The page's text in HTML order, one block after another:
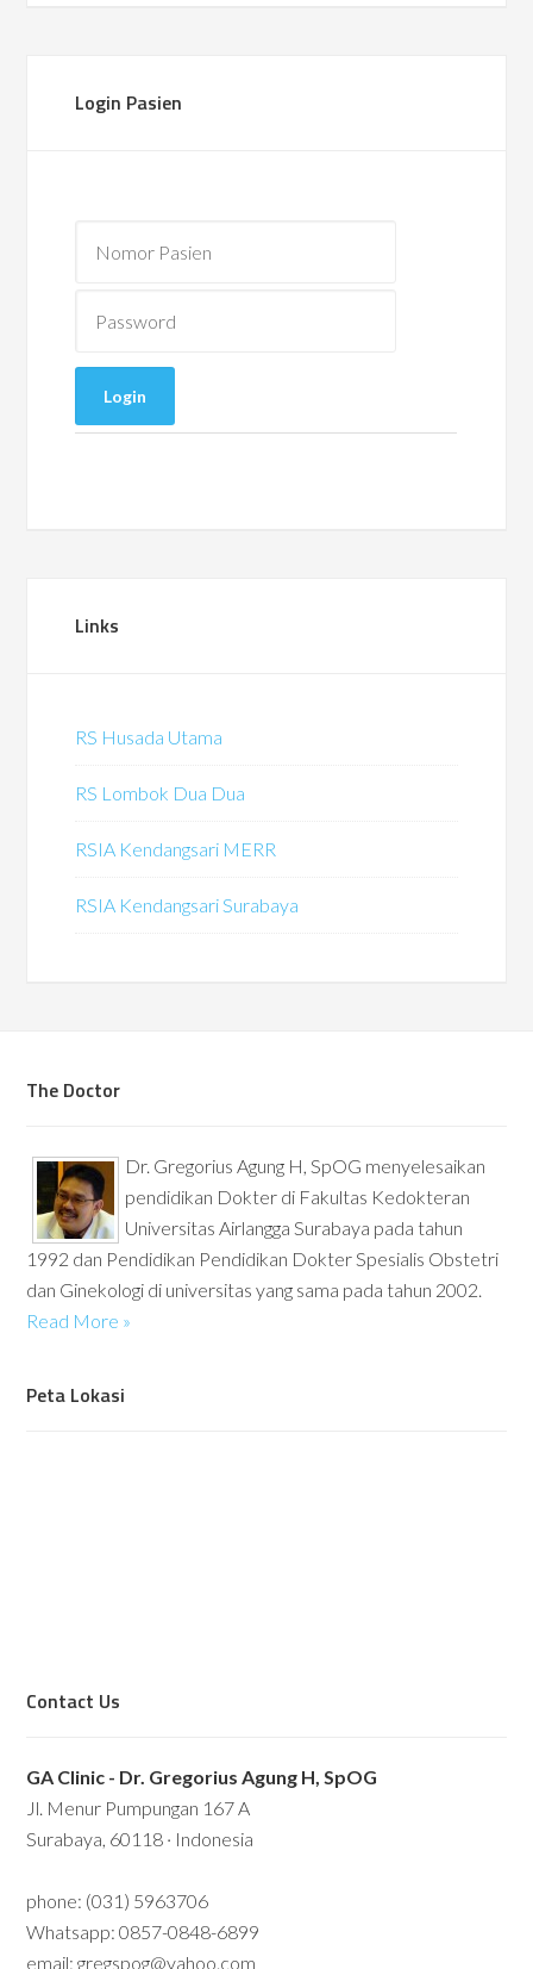
Login Pasien
Links
RS Husada Utama
RS Lombok Dua Dua
RSIA Kendangsari MERR
RSIA Kendangsari Surabaya
The Doctor
Dr. Gregorius Agung H, SpOG menyelesaikan
pendidikan Dokter di Fakultas Kedokteran
Universitas Airlangga Surabaya pada tahun
1992 dan Pendidikan Pendidikan Dokter Spesialis Obstetri
dan Ginekologi di universitas yang sama pada tahun 2002.
Read More »
Peta Lokasi
Contact Us
GA Clinic - Dr. Gregorius Agung H, SpOG
Jl. Menur Pumpungan 167 A
Surabaya, 60118 · Indonesia
phone: (031) 5963706
Whatsapp: 0857-0848-6899
email: gregspog@yahoo.com